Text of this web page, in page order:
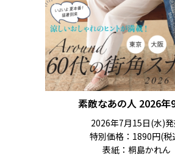
素敵なあの人 2026年
2026年7月15日(水)
特別価格：1890円(税
表紙：桐島かれん